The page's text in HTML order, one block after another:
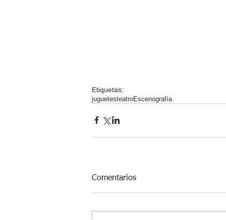
Etiquetas:
juguetesteatroEscenografía
Comentarios